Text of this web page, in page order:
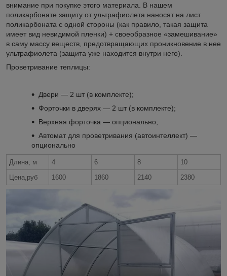
внимание при покупке этого материала. В нашем
поликарбонате защиту от ультрафиолета наносят на лист
поликарбоната с одной стороны (как правило, такая защита
имеет вид невидимой пленки) + своеобразное «замешивание»
в саму массу веществ, предотвращающих проникновение в нее
ультрафиолета (защита уже находится внутри него).
Проветривание теплицы:
Двери ― 2 шт (в комплекте);
Форточки в дверях ― 2 шт (в комплекте);
Верхняя форточка ― опционально;
Автомат для проветривания (автоинтеллект) ―
опционально
Длина, м 4 6 8
10
Цена,руб
1600 1860 2140 2380